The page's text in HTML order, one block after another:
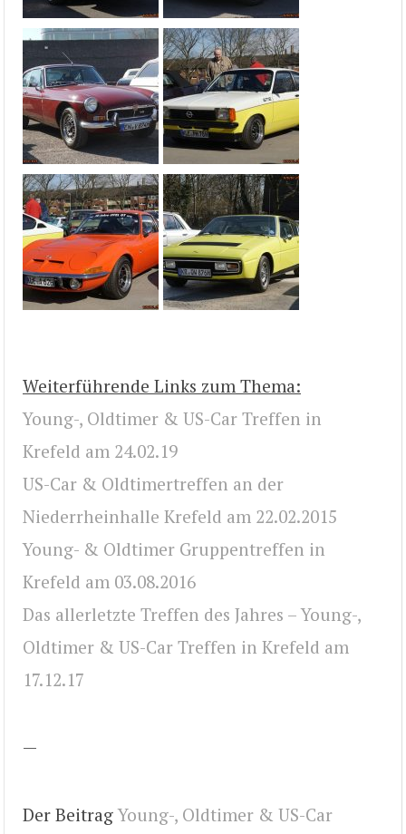
Weiterführende Links zum Thema:
Young-, Oldtimer & US-Car Treffen in
Krefeld am 24.02.19
US-Car & Oldtimertreffen an der
Niederrheinhalle Krefeld am 22.02.2015
Young- & Oldtimer Gruppentreffen in
Krefeld am 03.08.2016
Das allerletzte Treffen des Jahres – Young-,
Oldtimer & US-Car Treffen in Krefeld am
17.12.17
—
Der BeitragYoung-, Oldtimer & US-Car